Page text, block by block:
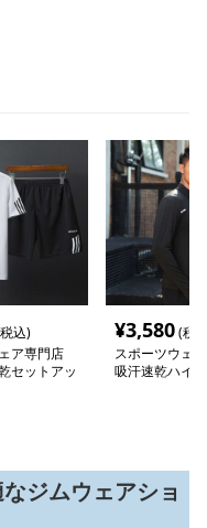
込)
ア専門店
セットアッ
¥3,580(税
スポーツウェ
吸汗速乾ハイ
ジムウェアショ